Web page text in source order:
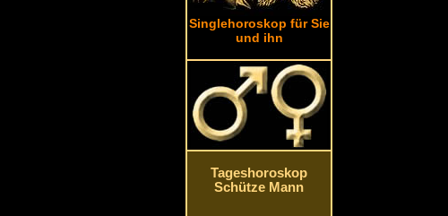
Singlehoroskop für Sie
und ihn
Tageshoroskop
Schütze Mann